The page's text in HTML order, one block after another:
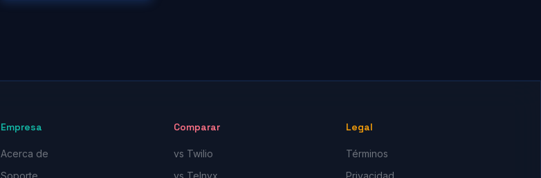
Empresa
Acerca de
Soporte
Comparar
vs Twilio
vs Telnyx
Legal
Términos
Privacidad